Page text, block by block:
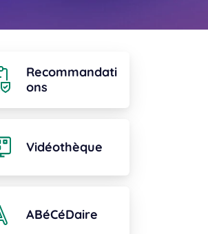
Recommandati
ons
Vidéothèque
ABéCéDaire